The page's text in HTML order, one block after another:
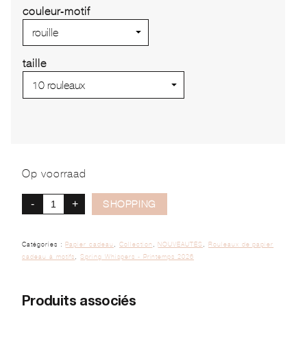
couleur-motif
taille
Op voorraad
- + SHOPPING
Catégories : Papier cadeau Collection NOUVEAUTÉS
Rouleaux de papier
cadeau à motifs
,Spring Whispers - Printemps 2026
Produits associés